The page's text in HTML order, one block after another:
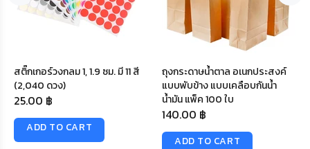
สติ๊กเกอร์วงกลม 1, 1.9 ซม. มี 11 สี
(2,040 ดวง)
25.00 ฿
ADD TO CART
ถุงกระดาษน้ำตาล อเนกประสงค์
แบบพับข้าง แบบเคลือบกันน้ำ
น้ำมัน แพ็ค 100 ใบ
140.00 ฿
ADD TO CART